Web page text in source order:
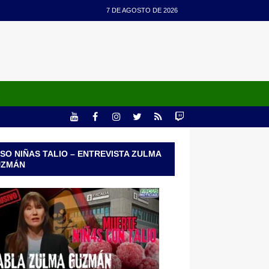
7 DE AGOSTO DE 2026
NIÑAS TALIO – ENTREVISTA ZULMA